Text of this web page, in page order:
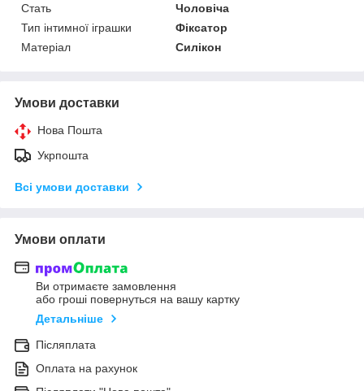
Стать
Чоловіча
Тип інтимної іграшки
Фіксатор
Матеріал
Силікон
Умови доставки
Нова Пошта
Укрпошта
Всі умови доставки
Умови оплати
Ви отримаєте замовлення
або гроші повернуться на вашу картку
Детальніше
Післяплата
Оплата на рахунок